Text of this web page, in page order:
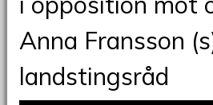
Anna Fransson
landstingsråd